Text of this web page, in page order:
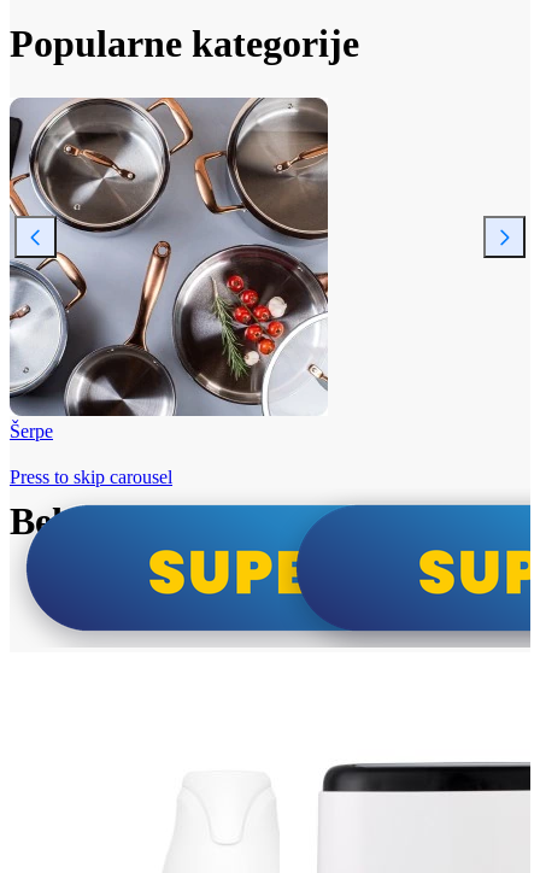
Popularne kategorije
Šerpe
Beko i Tesla super cene
Press to skip carousel